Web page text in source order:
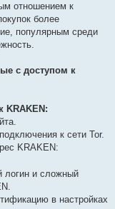
отношением к
более
популярным среди
с доступом к
KRAKEN:
к сети Tor.
KRAKEN:
логин и сложный
в настройках